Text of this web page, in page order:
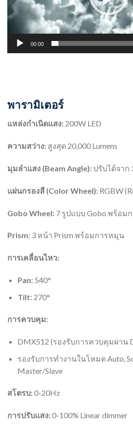
00:00
พารามิเตอร์
แหล่งกำเนิดแสง: 200W LED
ความสว่าง: สูงสุด 20,000 Lumens
มุมลำแสง (Beam Angle): ปรับได้จาก
แผ่นกรองสี (Color Wheel): RGBW
Gobo Wheel: 7 รูปแบบ Gobo พร้อม
Prism: 3 หน้า Prism พร้อมการหมุน
การเคลื่อนไหว:
Pan:540°
Tilt:270°
การควบคุม:
DMX512 (รองรับการควบคุมผ่าน
รองรับการทำงานในโหมด Auto,
Master/Slave
สโตรบ:0-20Hz
การปรับแสง:0-100% Linear dimmer